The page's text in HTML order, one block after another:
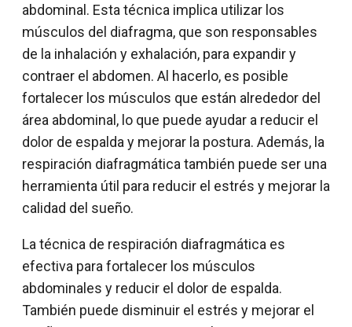
abdominal. Esta técnica implica utilizar los
músculos del diafragma, que son responsables
de la inhalación y exhalación, para expandir y
contraer el abdomen. Al hacerlo, es posible
fortalecer los músculos que están alrededor del
área abdominal, lo que puede ayudar a reducir el
dolor de espalda y mejorar la postura. Además, la
respiración diafragmática también puede ser una
herramienta útil para reducir el estrés y mejorar la
calidad del sueño.
La técnica de respiración diafragmática es
efectiva para fortalecer los músculos
abdominales y reducir el dolor de espalda.
También puede disminuir el estrés y mejorar el